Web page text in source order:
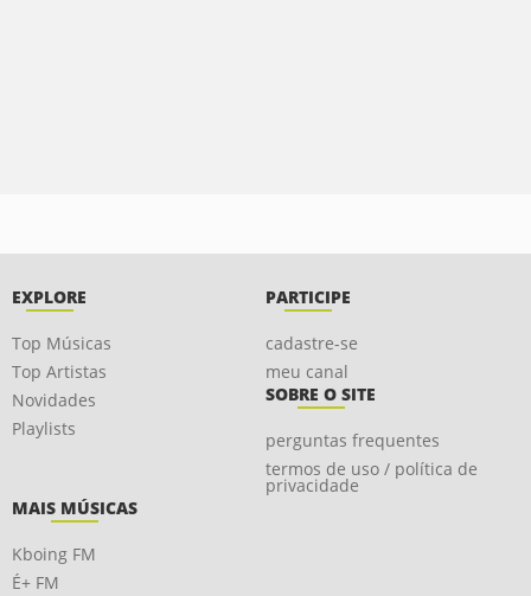
EXPLORE
Top Músicas
Top Artistas
Novidades
Playlists
PARTICIPE
cadastre-se
meu canal
SOBRE O SITE
perguntas frequentes
termos de uso / política de
privacidade
MAIS MÚSICAS
Kboing FM
É+ FM